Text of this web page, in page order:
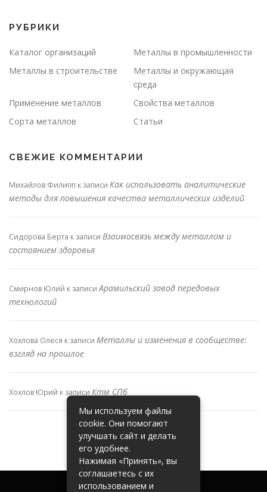
РУБРИКИ
Каталог организаций
Металлы в промышленности
Металлы в строительстве
Металлы и окружающая
среда
Применение металлов
Свойства металлов
Сорта металлов
Статьи
СВЕЖИЕ КОММЕНТАРИИ
Михайлов Филипп к записи Как использовать аналитические
методы для повышения качества металлических изделий
Сидорова Берта к записи Взаимосвязь между металлом и
состоянием здоровья
Смирнов Юлий к записиАрамильский завод передовых
технологий
Хохлова Олеся к записи Металлы и изменения в сообществе:
взгляд на прошлое
Хохлов Юрий к записи Ктм СПб
Мы используем файлы
cookie. Они помогают
улучшать сайт и делать
его удобнее.
Нажимая «Принять», вы
соглашаетесь с их
использованием и